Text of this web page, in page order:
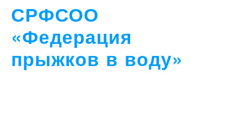
СРФСОО
«Федерация
прыжков в воду»